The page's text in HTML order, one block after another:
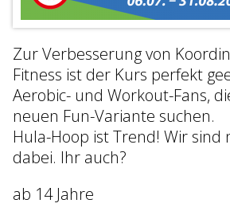
Zur Verbesserung von
Fitness ist der Kurs perfekt
Aerobic- und Workout-Fans,
neuen Fun-Variante suchen.
Hula-Hoop ist Trend! Wir
dabei. Ihr auch?
ab 14 Jahre